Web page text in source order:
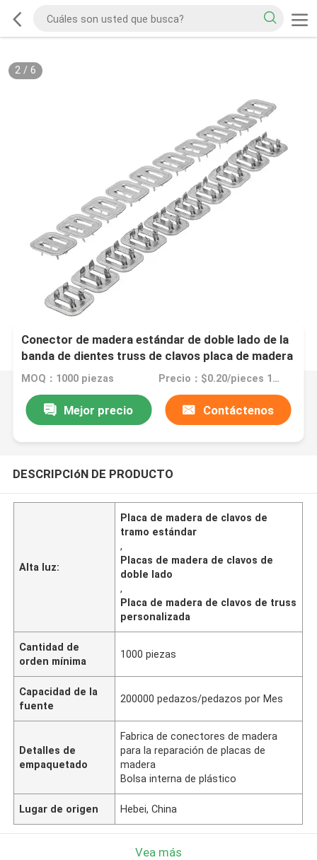
2/ 6
Conector de madera estándar de doble lado de la
banda de dientes truss de clavos placa de madera
MOQ：1000 piezas Precio：$0.20/pieces 1000-499999 pieces
Mejor precio Contáctenos
DESCRIPCIóN DE PRODUCTO
Alta luz:
Placa de madera de clavos de
tramo estándar
,
Placas de madera de clavos de
doble lado
,
Placa de madera de clavos de truss
personalizada
Cantidad de
orden mínima
1000 piezas
Capacidad de la
fuente
200000 pedazos/pedazos por Mes
Detalles de
empaquetado
Fabrica de conectores de madera
para la reparación de placas de
madera
Bolsa interna de plástico
Lugar de origen Hebei, China
Vea más